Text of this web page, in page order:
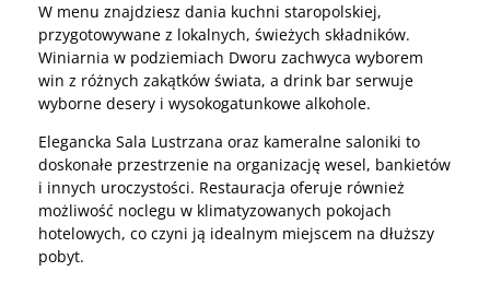
W menu znajdziesz dania kuchni staropolskiej,
przygotowywane z lokalnych, świeżych składników.
Winiarnia w podziemiach Dworu zachwyca wyborem
win z różnych zakątków świata, a drink bar serwuje
wyborne desery i wysokogatunkowe alkohole.
Elegancka Sala Lustrzana oraz kameralne saloniki to
doskonałe przestrzenie na organizację wesel, bankietów
i innych uroczystości. Restauracja oferuje również
możliwość noclegu w klimatyzowanych pokojach
hotelowych, co czyni ją idealnym miejscem na dłuższy
pobyt.